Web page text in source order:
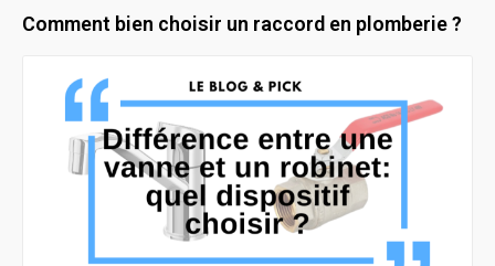
Comment bien choisir un raccord en plomberie ?